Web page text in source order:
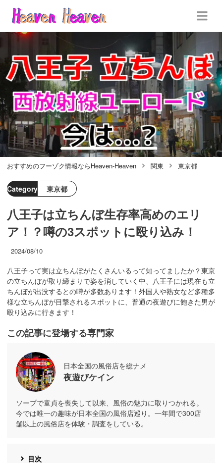
おすすめのフーゾク情報ならHeaven-Heaven 関東 東京都
Category 東京都
八王子は立ちんぼ生存率高めのエリ
ア！？噂の3スポットに殴り込み！
2024/08/10
八王子って実は立ちんぼがたくさんいるって知ってましたか？東京
の立ちんぼが取り締まりで姿を消していく中、八王子には現在も立
ちんぼが出没するとの噂が多数あります！外国人や熟女など多種多
様な立ちんぼが目撃されるスポットに、普通の夜遊びに飽きた男が
殴り込みに行きます！
この記事に登場する専門家
日本全国の風俗店を総ナメ
夜遊びケイン
ソープで童貞を喪失して以来、風俗の魅力に取りつかれる。
今では唯一の趣味が日本全国の風俗店巡り。一年間で300店
舗以上の風俗店を体験・調査をしている。
目次